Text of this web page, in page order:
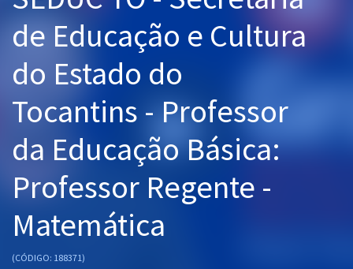
Graduação
Mentorias
Questões grátis
Conteúdo gratuito
Blog
Aprovados
de Educação e Cultura
do Estado do
Tocantins - Professor
da Educação Básica:
Professor Regente -
Matemática
(CÓDIGO: 188371)